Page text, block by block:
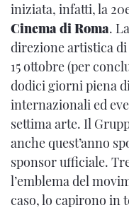
iniziata, infatti, la
Cinema di Roma.
direzione artistica
15 ottobre (per
dodici giorni piena
internazionali ed
settima arte. Il
anche quest’anno
sponsor ufficiale.
l’emblema del
caso, lo capirono in